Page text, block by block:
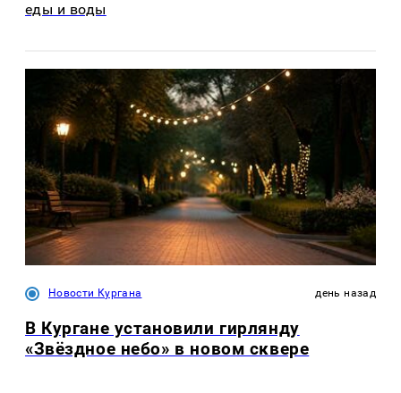
еды и воды
Новости Кургана день назад
В Кургане установили гирлянду
«Звёздное небо» в новом сквере